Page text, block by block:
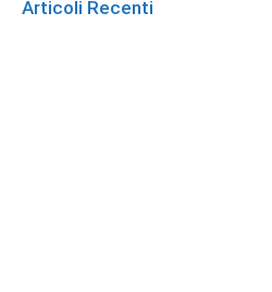
Articoli Recenti